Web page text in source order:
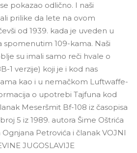
pokazao odlično. I naši
prilike da lete na ovom
od 1939. kada je uveden u
spomenutim 109-kama. Naši
su imali samo reči hvale o
1 verzije) koji je i kod nas
kao i u nemačkom Luftwaffe-
o upotrebi Tajfuna kod
Meseršmit Bf-108 iz časopisa
5 iz 1989. autora Šime Oštrića
Petrovića i članak VOJNI
JUGOSLAVIJE